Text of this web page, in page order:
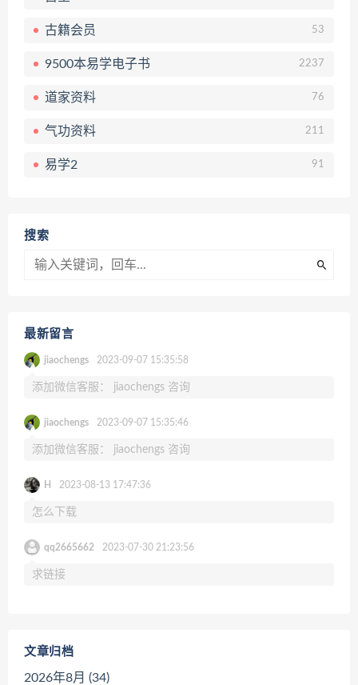
古籍会员 53
9500本易学电子书 2237
道家资料 76
气功资料 211
易学2 91
搜索
最新留言
jiaochengs 2023-09-07 15:35:58
添加微信客服： jiaochengs 咨询
jiaochengs 2023-09-07 15:35:46
添加微信客服： jiaochengs 咨询
H 2023-08-13 17:47:36
怎么下载
qq2665662 2023-07-30 21:23:56
求链接
文章归档
2026年8月 (34)